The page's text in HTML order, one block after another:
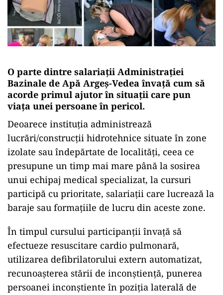
O parte dintre salariații Administrației
Bazinale de Apă Argeș-Vedea învață cum să
acorde primul ajutor în situații care pun
viața unei persoane în pericol.
Deoarece instituția administrează
lucrări/construcții hidrotehnice situate în zone
izolate sau îndepărtate de localități, ceea ce
presupune un timp mai mare până la sosirea
unui echipaj medical specializat, la cursuri
participă cu prioritate, salariații care lucrează la
baraje sau formațiile de lucru din aceste zone.
În timpul cursului participanții învață să
efectueze resuscitare cardio pulmonară,
utilizarea defibrilatorului extern automatizat,
recunoașterea stării de inconștiență, punerea
persoanei inconștiente în poziția laterală de